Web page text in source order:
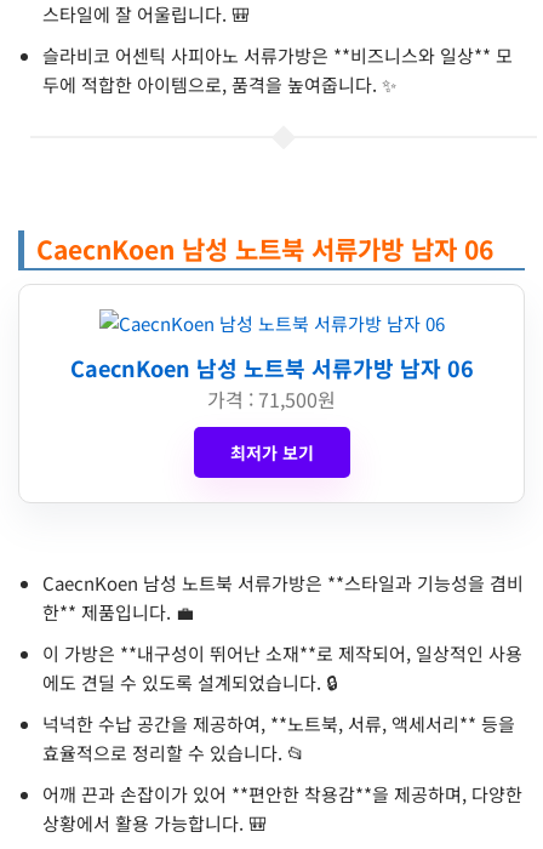
스타일에 잘 어울립니다. 🎒
슬라비코 어센틱 사피아노 서류가방은 **비즈니스와 일상** 모
두에 적합한 아이템으로, 품격을 높여줍니다. ✨
CaecnKoen 남성 노트북 서류가방 남자 06
CaecnKoen 남성 노트북 서류가방 남자 06
가격 : 71,500원
최저가 보기
CaecnKoen 남성 노트북 서류가방은 **스타일과 기능성을 겸비
한** 제품입니다. 💼
이 가방은 **내구성이 뛰어난 소재**로 제작되어, 일상적인 사용
에도 견딜 수 있도록 설계되었습니다. 🔒
넉넉한 수납 공간을 제공하여, **노트북, 서류, 액세서리** 등을
효율적으로 정리할 수 있습니다. 📂
어깨 끈과 손잡이가 있어 **편안한 착용감**을 제공하며, 다양한
상황에서 활용 가능합니다. 🎒